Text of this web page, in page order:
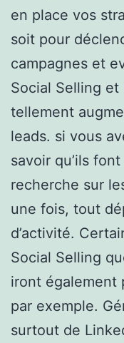
en place vos
soit pour
campagnes et
Social Selling
tellement
leads. si vous
savoir qu’ils
recherche sur
une fois, tout
d’activité.
Social Selling
iront également
par exemple.
surtout de